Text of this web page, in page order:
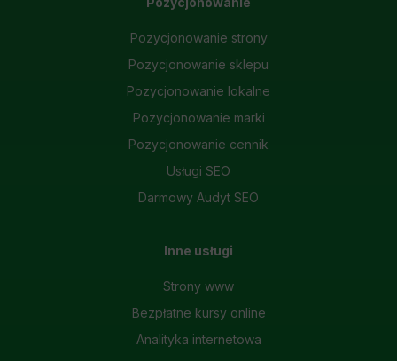
Pozycjonowanie strony
Pozycjonowanie sklepu
Pozycjonowanie lokalne
Pozycjonowanie marki
Pozycjonowanie cennik
Usługi SEO
Darmowy Audyt SEO
Inne usługi
Strony www
Bezpłatne kursy online
Analityka internetowa